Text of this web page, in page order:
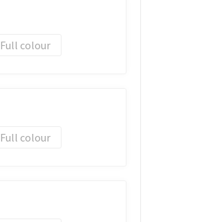
Full colour
Full colour